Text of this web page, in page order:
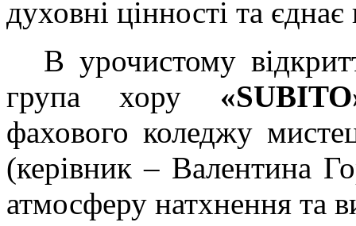
духовні цінності та
В урочистому
група хору
фахового коледжу
(керівник – Валентина
атмосферу натхнення та